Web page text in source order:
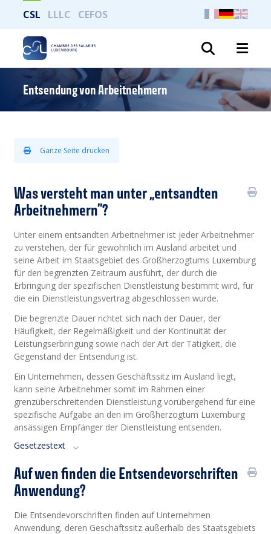
CSL LLLC CEFOS
Entsendung von Arbeitnehmern
Ganze Seite drucken
Was versteht man unter „entsandten
Arbeitnehmern”?
Unter einem entsandten Arbeitnehmer ist jeder Arbeitnehmer
zu verstehen, der für gewöhnlich im Ausland arbeitet und
seine Arbeit im Staatsgebiet des Großherzogtums Luxemburg
für den begrenzten Zeitraum ausführt, der durch die
Erbringung der spezifischen Dienstleistung bestimmt wird, für
die ein Dienstleistungsvertrag abgeschlossen wurde.
Die begrenzte Dauer richtet sich nach der Dauer, der
Häufigkeit, der Regelmäßigkeit und der Kontinuität der
Leistungserbringung sowie nach der Art der Tätigkeit, die
Gegenstand der Entsendung ist.
Ein Unternehmen, dessen Geschäftssitz im Ausland liegt,
kann seine Arbeitnehmer somit im Rahmen einer
grenzüberschreitenden Dienstleistung vorübergehend für eine
spezifische Aufgabe an den im Großherzogtum Luxemburg
ansässigen Empfänger der Dienstleistung entsenden.
Gesetzestext
Auf wen finden die Entsendevorschriften
Anwendung?
Die Entsendevorschriften finden auf Unternehmen
Anwendung, deren Geschäftssitz außerhalb des Staatsgebiets